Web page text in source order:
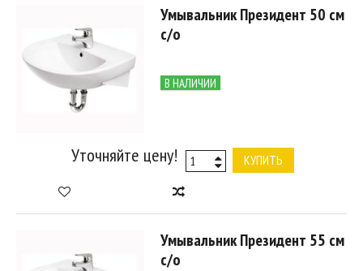
Умывальник Президент 50 см
с/о
В НАЛИЧИИ
Уточняйте цену! КУПИТЬ
Умывальник Президент 55 см
с/о